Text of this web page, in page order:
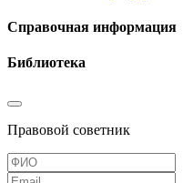
Справочная информация
Библиотека
Правовой советник